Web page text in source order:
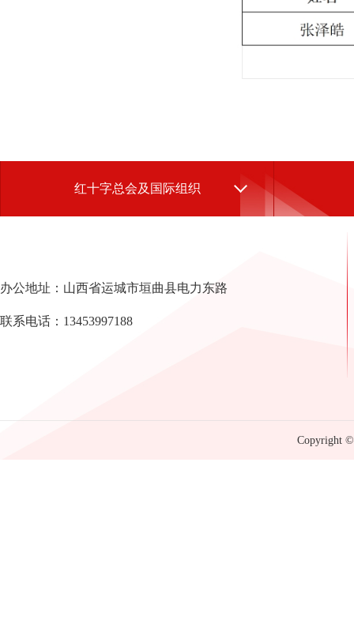
红十字总会及国际组织
办公地址：山西省运城市垣曲县电力东路
联系电话：13453997188
Copyright